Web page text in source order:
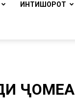
ИНТИШОРОТ
ҶОМЕА